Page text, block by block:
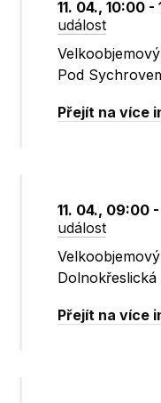
11. 04., 10:00 -
událost
Pod
Přejít na více
11. 04., 09:00
událost
Dolnokřeslická
Přejít na více